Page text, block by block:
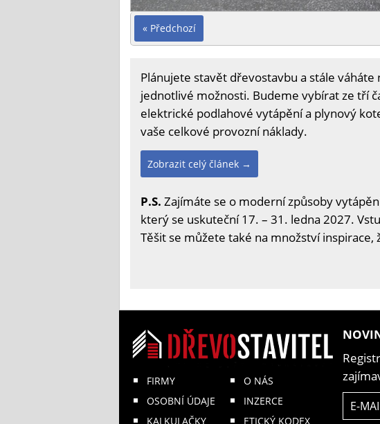
« Předchozí
Plánujete stavět dřevostavbu a stále
jednotlivé možnosti. Budeme vybírat ze tří
elektrické podlahové vytápění a plynový
vaše celkové provozní náklady.
Zobrazit celý článek →
P.S. Zajímáte se o moderní způsoby
který se uskuteční 17. – 31. ledna 2027.
Těšit se můžete také na množství
FIRMY
OSOBNÍ ÚDAJE
KALKULAČKY
O NÁS
INZERCE
ETICKÝ KODEX
E-